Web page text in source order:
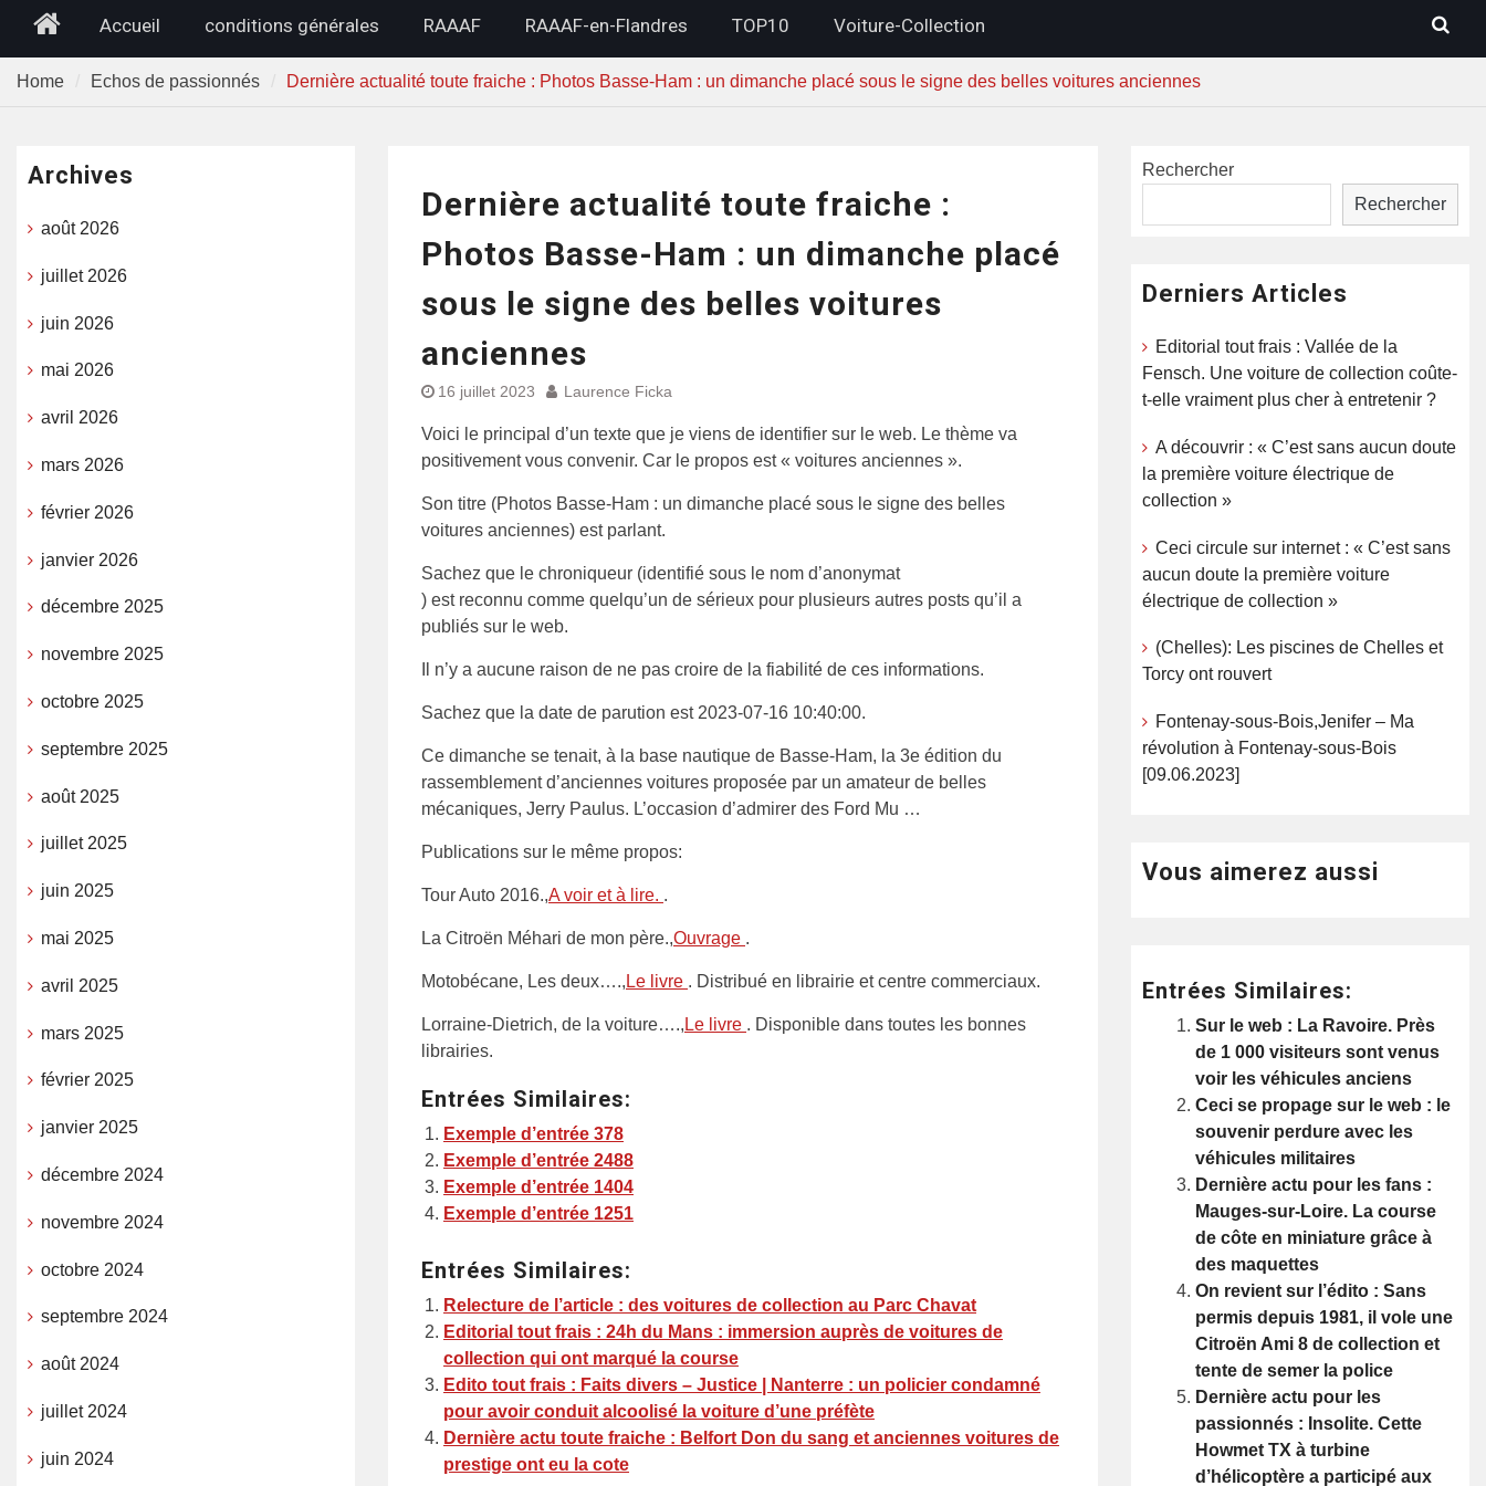
HomeAccueil conditions générales RAAAF RAAAF-en-Flandres TOP10 Voiture-Collection
Home Echos de passionnés Dernière actualité toute fraiche : Photos Basse-Ham : un dimanche placé sous le signe des belles voitures anciennes
Dernière actualité toute fraiche :
Photos Basse-Ham : un dimanche placé
sous le signe des belles voitures
anciennes
16 juillet 2023 Laurence Ficka
Voici le principal d’un texte que je viens de identifier sur le web. Le thème va
positivement vous convenir. Car le propos est « voitures anciennes ».
Son titre (Photos Basse-Ham : un dimanche placé sous le signe des belles
voitures anciennes) est parlant.
Sachez que le chroniqueur (identifié sous le nom d’anonymat
) est reconnu comme quelqu’un de sérieux pour plusieurs autres posts qu’il a
publiés sur le web.
Il n’y a aucune raison de ne pas croire de la fiabilité de ces informations.
Sachez que la date de parution est 2023-07-16 10:40:00.
Ce dimanche se tenait, à la base nautique de Basse-Ham, la 3e édition du
rassemblement d’anciennes voitures proposée par un amateur de belles
mécaniques, Jerry Paulus. L’occasion d’admirer des Ford Mu …
Publications sur le même propos:
Tour Auto 2016.,A voir et à lire. .
La Citroën Méhari de mon père.,Ouvrage .
Motobécane, Les deux…., Le livre . Distribué en librairie et centre commerciaux.
Lorraine-Dietrich, de la voiture…., Le livre . Disponible dans toutes les bonnes
librairies.
Entrées Similaires:
Exemple d’entrée 378
Exemple d’entrée 2488
Exemple d’entrée 1404
Exemple d’entrée 1251
Entrées Similaires:
Relecture de l’article : des voitures de collection au Parc Chavat
Editorial tout frais : 24h du Mans : immersion auprès de voitures de
collection qui ont marqué la course
Edito tout frais : Faits divers – Justice | Nanterre : un policier condamné
pour avoir conduit alcoolisé la voiture d’une préfète
Dernière actu toute fraiche : Belfort Don du sang et anciennes voitures de
prestige ont eu la cote
Rechercher
Rechercher
Derniers Articles
Editorial tout frais : Vallée de la
Fensch. Une voiture de collection coûte-
t-elle vraiment plus cher à entretenir ?
A découvrir : « C’est sans aucun doute
la première voiture électrique de
collection »
Ceci circule sur internet : « C’est sans
aucun doute la première voiture
électrique de collection »
(Chelles): Les piscines de Chelles et
Torcy ont rouvert
Fontenay-sous-Bois,Jenifer – Ma
révolution à Fontenay-sous-Bois
[09.06.2023]
Vous aimerez aussi
Entrées Similaires:
Sur le web : La Ravoire. Près
de 1 000 visiteurs sont venus
voir les véhicules anciens
Ceci se propage sur le web : le
souvenir perdure avec les
véhicules militaires
Dernière actu pour les fans :
Mauges-sur-Loire. La course
de côte en miniature grâce à
des maquettes
On revient sur l’édito : Sans
permis depuis 1981, il vole une
Citroën Ami 8 de collection et
tente de semer la police
Dernière actu pour les
passionnés : Insolite. Cette
Howmet TX à turbine
d’hélicoptère a participé aux
Archives
août 2026
juillet 2026
juin 2026
mai 2026
avril 2026
mars 2026
février 2026
janvier 2026
décembre 2025
novembre 2025
octobre 2025
septembre 2025
août 2025
juillet 2025
juin 2025
mai 2025
avril 2025
mars 2025
février 2025
janvier 2025
décembre 2024
novembre 2024
octobre 2024
septembre 2024
août 2024
juillet 2024
juin 2024